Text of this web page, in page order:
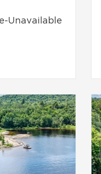
Unavailable